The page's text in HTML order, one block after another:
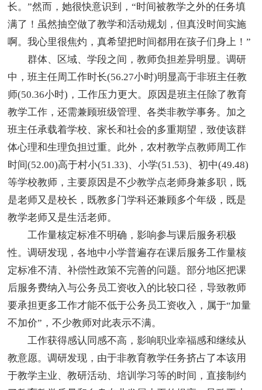
长。”然而，她很快意识到，“时间被教学之外的任务填
满了！虽然抽空做了教学和活动规划，但真没时间实施
啊。我心里很焦灼，真希望把时间都用在孩子们身上！”
群体、区域、学段之间，教师负担差异明显。调研
中，班主任周工作时长(56.27小时)明显高于非班主任教
师(50.36小时)，工作压力更大。原因是班主任除了教育
教学工作，还需兼顾班级管理、各类非教学事务。加之
班主任承载着学校、家长和社会的多重期望，致使该群
体心理和生理负担过重。此外，农村教学点教师周工作
时间(52.00)高于村小(51.33)、小学(51.53)、初中(49.48)
等学校教师，主要原因是不少教学点老师身兼多职，既
是老师又是校长，既教多门学科还兼顾多个年级，既是
教学老师又是生活老师。
工作量核定标准不明确，影响参与课后服务积极
性。调研发现，各地中小学普遍存在课后服务工作量核
定标准不清、补偿性政策不完善的问题。部分地区把课
后服务费纳入与公务员工资收入的比较口径，导致教师
要承担更多工作才能不低于公务员工资收入，属于“加量
不加价”，不少教师对此表示不满。
工作获得感认同感不高，影响职业幸福感和继续从
教意愿。调研发现，由于非教育教学任务挤占了本该用
于教学主业、教研活动、培训学习等的时间，直接制约